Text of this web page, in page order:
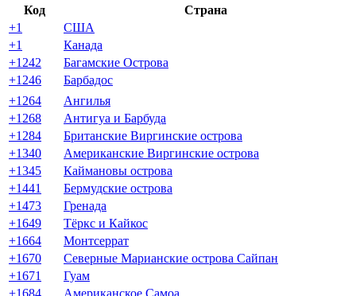
Код
Страна
+1
США
+1
Канада
+1242
Багамские Острова
+1246
Барбадос
+1264
Ангилья
+1268
Антигуа и Барбуда
+1284
Британские Виргинские острова
+1340
Американские Виргинские острова
+1345
Каймановы острова
+1441
Бермудские острова
+1473
Гренада
+1649
Тёркс и Кайкос
+1664
Монтсеррат
+1670
Северные Марианские острова Сайпан
+1671
Гуам
+1684
Американское Самоа